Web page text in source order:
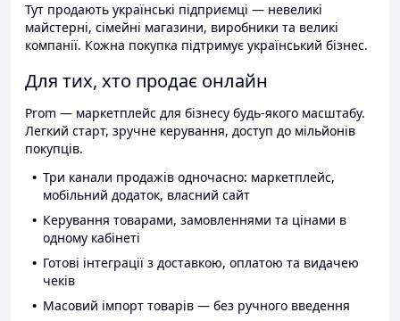
Тут продають українські підприємці — невеликі
майстерні, сімейні магазини, виробники та великі
компанії. Кожна покупка підтримує український бізнес.
Для тих, хто продає онлайн
Prom — маркетплейс для бізнесу будь-якого масштабу.
Легкий старт, зручне керування, доступ до мільйонів
покупців.
Три канали продажів одночасно: маркетплейс,
мобільний додаток, власний сайт
Керування товарами, замовленнями та цінами в
одному кабінеті
Готові інтеграції з доставкою, оплатою та видачею
чеків
Масовий імпорт товарів — без ручного введення